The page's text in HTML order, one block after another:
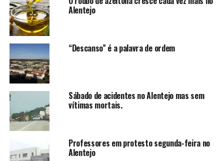
Alentejo
“Descanso” é a palavra de ordem
Sábado de acidentes no Alentejo mas sem
vítimas mortais.
Professores em protesto segunda-feira no
Alentejo